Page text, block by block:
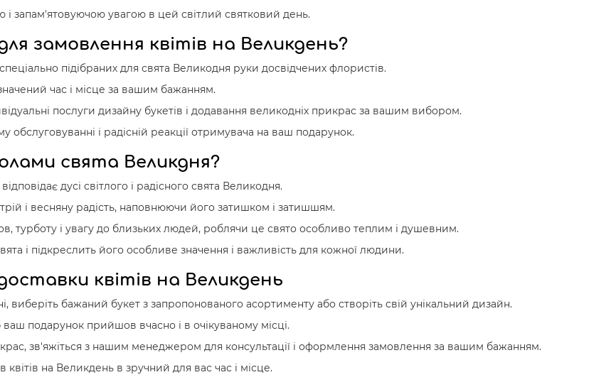
запам'ятовуючою увагою в цей світлий святковий день.
замовлення квітів на Великдень?
підібраних для свята Великодня руки досвідчених флористів.
час і місце за вашим бажанням.
послуги дизайну букетів і додавання великодніх прикрас за вашим вибором.
і радісній реакції отримувача на ваш подарунок.
свята Великдня?
дусі світлого і радісного свята Великодня.
і весняну радість, наповнюючи його затишком і затишшям.
і увагу до близьких людей, роблячи це свято особливо теплим і душевним.
і підкреслить його особливе значення і важливість для кожної людини.
квітів на Великдень
бажаний букет з запропонованого асортименту або створіть свій унікальний дизайн.
ваш подарунок прийшов вчасно і в очікуваному місці.
зв'яжіться з нашим менеджером для консультації і оформлення замовлення за вашим бажанням.
на Великдень в зручний для вас час і місце.